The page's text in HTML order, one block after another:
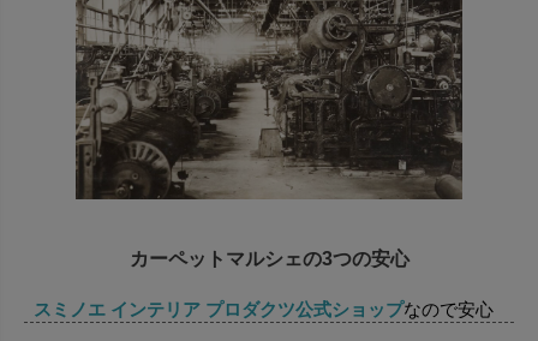
カーペットマルシェの3つの安心
スミノエ インテリア プロダクツ公式ショップなので安心